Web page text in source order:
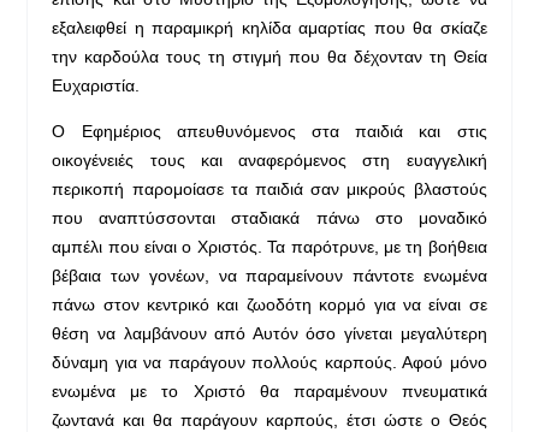
εξαλειφθεί η παραμικρή κηλίδα αμαρτίας που θα σκίαζε
την καρδούλα τους τη στιγμή που θα δέχονταν τη Θεία
Ευχαριστία.
Ο Εφημέριος απευθυνόμενος στα παιδιά και στις
οικογένειές τους και αναφερόμενος στη ευαγγελική
περικοπή παρομοίασε τα παιδιά σαν μικρούς βλαστούς
που αναπτύσσονται σταδιακά πάνω στο μοναδικό
αμπέλι που είναι ο Χριστός. Τα παρότρυνε, με τη βοήθεια
βέβαια των γονέων, να παραμείνουν πάντοτε ενωμένα
πάνω στον κεντρικό και ζωοδότη κορμό για να είναι σε
θέση να λαμβάνουν από Αυτόν όσο γίνεται μεγαλύτερη
δύναμη για να παράγουν πολλούς καρπούς. Αφού μόνο
ενωμένα με το Χριστό θα παραμένουν πνευματικά
ζωντανά και θα παράγουν καρπούς, έτσι ώστε ο Θεός